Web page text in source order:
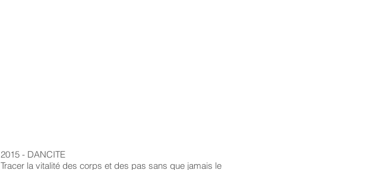
2015 - DANCITE
Tracer la vitalité des corps et des pas sans que jamais le